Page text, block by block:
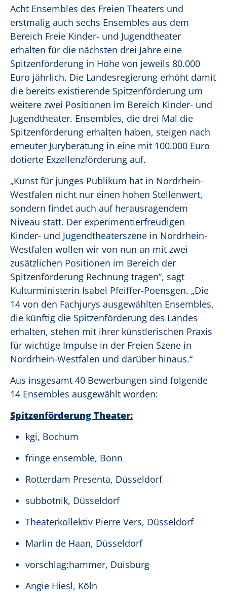
Acht Ensembles des Freien Theaters und
erstmalig auch sechs Ensembles aus dem
Bereich Freie Kinder- und Jugendtheater
erhalten für die nächsten drei Jahre eine
Spitzenförderung in Höhe von jeweils 80.000
Euro jährlich. Die Landesregierung erhöht damit
die bereits existierende Spitzenförderung um
weitere zwei Positionen im Bereich Kinder- und
Jugendtheater. Ensembles, die drei Mal die
Spitzenförderung erhalten haben, steigen nach
erneuter Juryberatung in eine mit 100.000 Euro
dotierte Exzellenzförderung auf.
„Kunst für junges Publikum hat in Nordrhein-
Westfalen nicht nur einen hohen Stellenwert,
sondern findet auch auf herausragendem
Niveau statt. Der experimentierfreudigen
Kinder- und Jugendtheaterszene in Nordrhein-
Westfalen wollen wir von nun an mit zwei
zusätzlichen Positionen im Bereich der
Spitzenförderung Rechnung tragen“, sagt
Kulturministerin Isabel Pfeiffer-Poensgen. „Die
14 von den Fachjurys ausgewählten Ensembles,
die künftig die Spitzenförderung des Landes
erhalten, stehen mit ihrer künstlerischen Praxis
für wichtige Impulse in der Freien Szene in
Nordrhein-Westfalen und darüber hinaus.“
Aus insgesamt 40 Bewerbungen sind folgende
14 Ensembles ausgewählt worden:
Spitzenförderung Theater:
kgi, Bochum
fringe ensemble, Bonn
Rotterdam Presenta, Düsseldorf
subbotnik, Düsseldorf
Theaterkollektiv Pierre Vers, Düsseldorf
Marlin de Haan, Düsseldorf
vorschlag:hammer, Duisburg
Angie Hiesl, Köln